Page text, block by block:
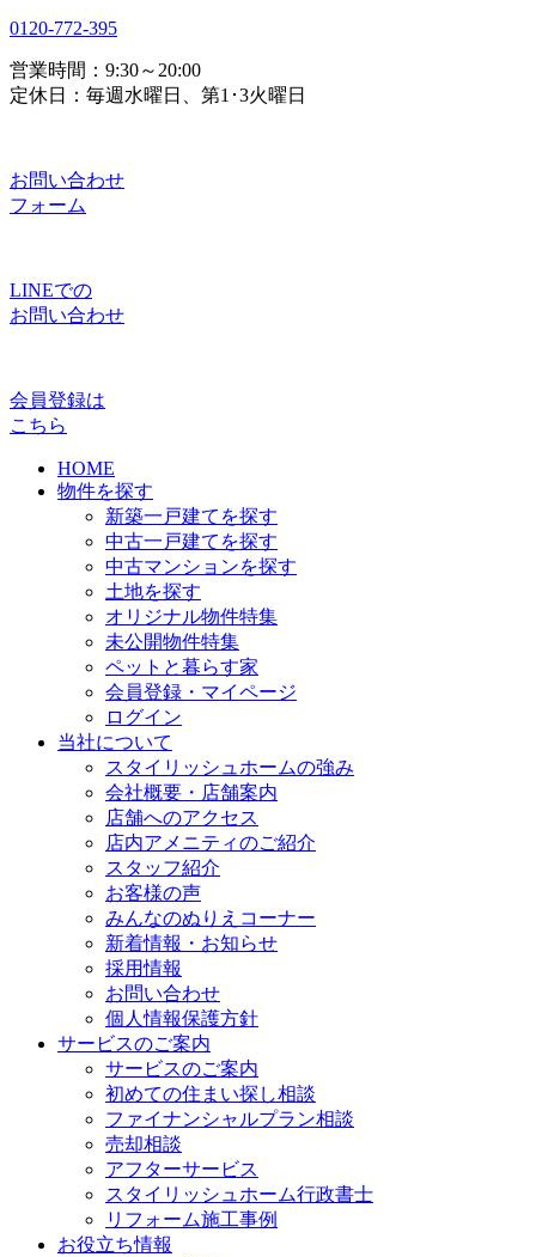
0120-772-395
営業時間：9:30～20:00
定休日：毎週水曜日、第1･3火曜日
お問い合わせ
フォーム
LINEでの
お問い合わせ
会員登録は
こちら
HOME
物件を探す
新築一戸建てを探す
中古一戸建てを探す
中古マンションを探す
土地を探す
オリジナル物件特集
未公開物件特集
ペットと暮らす家
会員登録・マイページ
ログイン
当社について
スタイリッシュホームの強み
会社概要・店舗案内
店舗へのアクセス
店内アメニティのご紹介
スタッフ紹介
お客様の声
みんなのぬりえコーナー
新着情報・お知らせ
採用情報
お問い合わせ
個人情報保護方針
サービスのご案内
サービスのご案内
初めての住まい探し相談
ファイナンシャルプラン相談
売却相談
アフターサービス
スタイリッシュホーム行政書士
リフォーム施工事例
お役立ち情報